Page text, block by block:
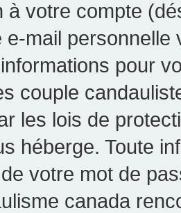
à votre compte
e-mail
pour
couple
les lois de
héberge. Toute
de votre mot de
canada